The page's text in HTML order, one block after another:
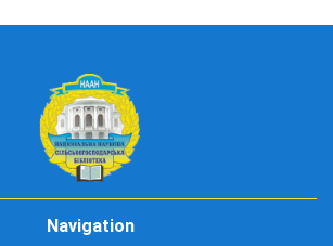
Navigation